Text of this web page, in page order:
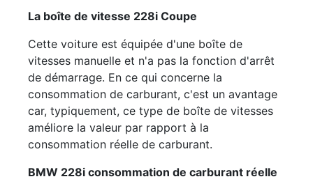
La boîte de vitesse 228i Coupe
Cette voiture est équipée d'une boîte de
vitesses manuelle et n'a pas la fonction d'arrêt
de démarrage. En ce qui concerne la
consommation de carburant, c'est un avantage
car, typiquement, ce type de boîte de vitesses
améliore la valeur par rapport à la
consommation réelle de carburant.
BMW 228i consommation de carburant réelle